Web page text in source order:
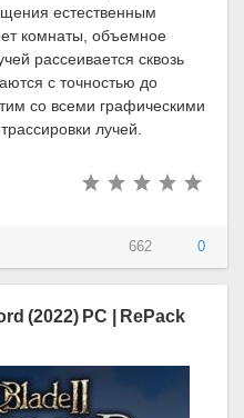
естественным
комнаты, объемное
рассеивается сквозь
с точностью до
со всеми графическими
лучей.
662 0
(2022) PC | RePack